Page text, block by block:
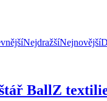
NejdražšíNejnovější
BallZ